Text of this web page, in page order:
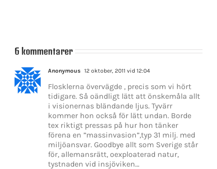
6 kommentarer
Anonymous 12 oktober, 2011 vid 12:04
Flosklerna övervägde , precis som vi hört
tidigare. Så oändligt lätt att önskemåla allt
i visionernas bländande ljus. Tyvärr
kommer hon också för lätt undan. Borde
tex riktigt pressas på hur hon tänker
förena en ”massinvasion”,typ 31 milj. med
miljöansvar. Goodbye allt som Sverige står
för, allemansrätt, oexploaterad natur,
tystnaden vid insjöviken…